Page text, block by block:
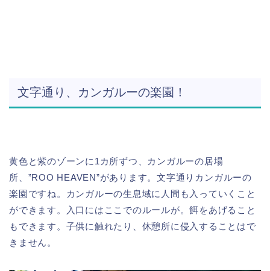
文字通り、カンガルーの楽園！
黄色と紫のゾーンに1カ所ずつ、カンガルーの居場
所、”ROO HEAVEN”があります。文字通りカンガルーの
楽園ですね。カンガルーの生息域に人間も入っていくこと
ができます。入口にはここでのルールが。餌をあげること
もできます。子供に触れたり、休憩所に侵入することはで
きません。